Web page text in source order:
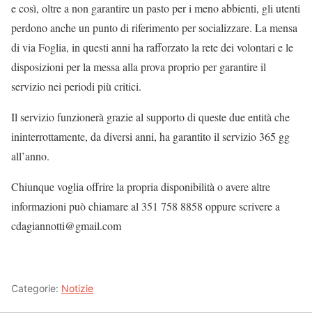
e così, oltre a non garantire un pasto per i meno abbienti, gli utenti
perdono anche un punto di riferimento per socializzare. La mensa
di via Foglia, in questi anni ha rafforzato la rete dei volontari e le
disposizioni per la messa alla prova proprio per garantire il
servizio nei periodi più critici.
Il servizio funzionerà grazie al supporto di queste due entità che
ininterrottamente, da diversi anni, ha garantito il servizio 365 gg
all’anno.
Chiunque voglia offrire la propria disponibilità o avere altre
informazioni può chiamare al 351 758 8858 oppure scrivere a
cdagiannotti@gmail.com
Categorie: Notizie